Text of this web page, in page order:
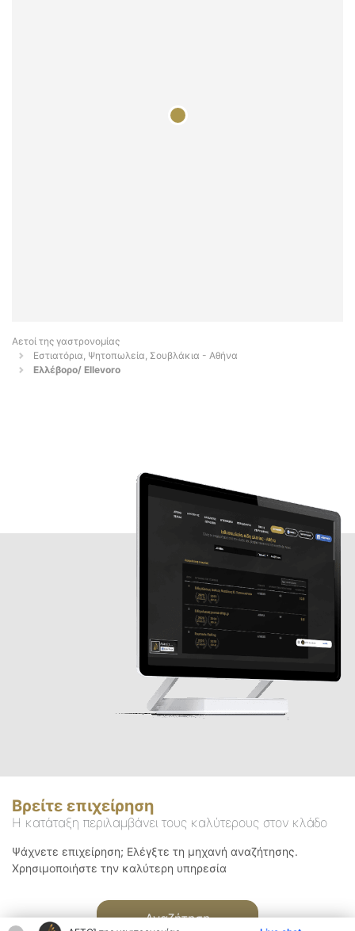
Αετοί της γαστρονομίας
Εστιατόρια, Ψητοπωλεία, Σουβλάκια - Αθήνα
Ελλέβορο/ Ellevoro
Βρείτε επιχείρηση
Η κατάταξη περιλαμβάνει τους καλύτερους στον κλάδο
Ψάχνετε επιχείρηση; Ελέγξτε τη μηχανή αναζήτησης.
Χρησιμοποιήστε την καλύτερη υπηρεσία
Αναζήτηση